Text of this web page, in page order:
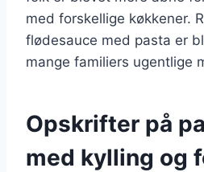
med forskellige køkkener.
flødesauce med pasta er
mange familiers ugentlige
Opskrifter på
med kylling og